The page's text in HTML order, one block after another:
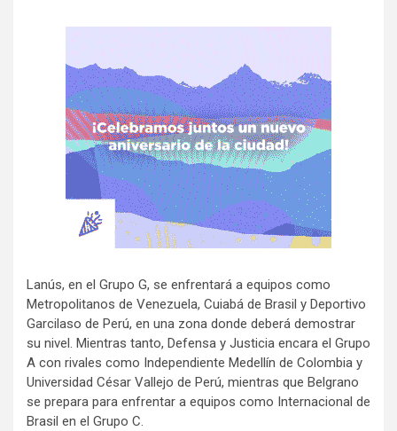
Lanús, en el Grupo G, se enfrentará a equipos como
Metropolitanos de Venezuela, Cuiabá de Brasil y Deportivo
Garcilaso de Perú, en una zona donde deberá demostrar
su nivel. Mientras tanto, Defensa y Justicia encara el Grupo
A con rivales como Independiente Medellín de Colombia y
Universidad César Vallejo de Perú, mientras que Belgrano
se prepara para enfrentar a equipos como Internacional de
Brasil en el Grupo C.